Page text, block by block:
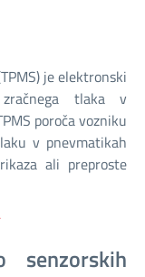
je elektronski
tlaka v
poroča vozniku
v pnevmatikah
ali preproste